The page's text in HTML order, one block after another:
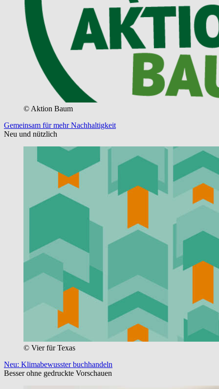
© Aktion Baum
Gemeinsam für mehr Nachhaltigkeit
Neu und nützlich
© Vier für Texas
Neu: Klimabewusster buchhandeln
Besser ohne gedruckte Vorschauen